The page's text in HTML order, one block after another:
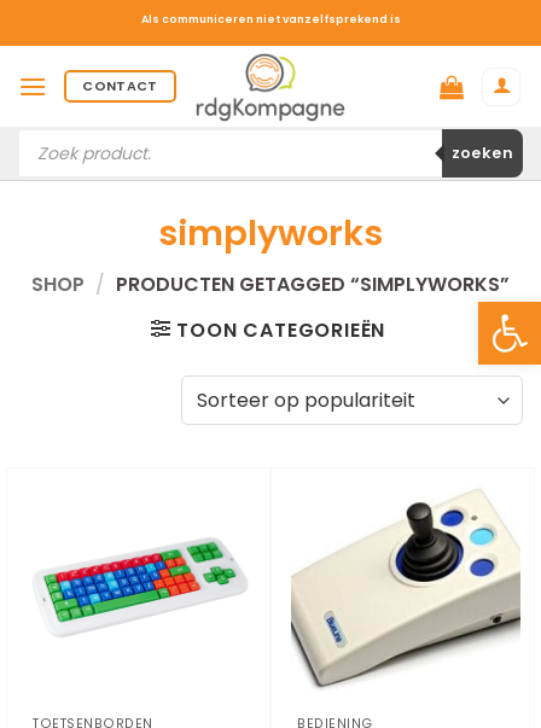
naar
inhoud
Als communiceren niet vanzelfsprekend is
CONTACT
zoeken
zoeken
simplyworks
SHOP / PRODUCTEN GETAGGED “SIMPLYWORKS”
TOON CATEGORIEËN
TOETSENBORDEN BEDIENING